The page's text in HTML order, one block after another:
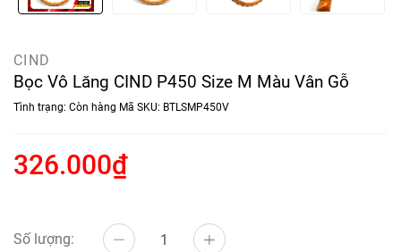
CIND
Bọc Vô Lăng CIND P450 Size M Màu Vân Gỗ
Tình trạng: Còn hàng Mã SKU: BTLSMP450V
326.000₫
Số lượng: